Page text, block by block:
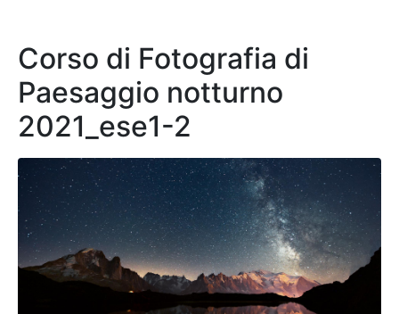
Corso di Fotografia di
Paesaggio notturno
2021_ese1-2